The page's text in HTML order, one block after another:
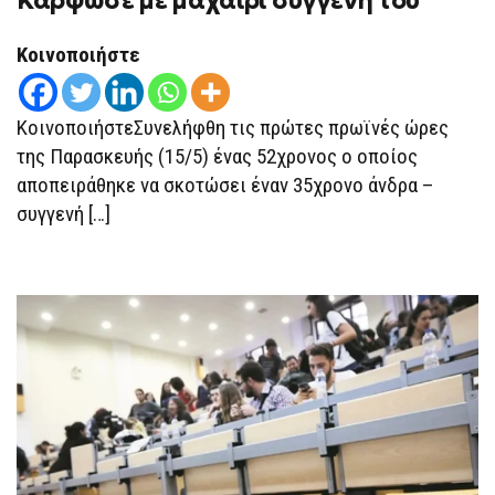
ΑΠΌΠΕΙΡΑ
ΤΟΥ
Κοινοποιήστε
ΚοινοποιήστεΣυνελήφθη τις πρώτες πρωϊνές ώρες
της Παρασκευής (15/5) ένας 52χρονος ο οποίος
αποπειράθηκε να σκοτώσει έναν 35χρονο άνδρα –
συγγενή […]